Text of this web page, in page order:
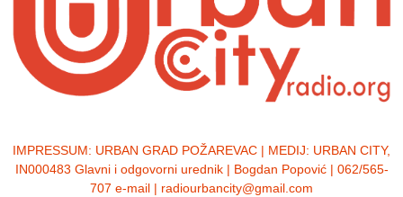
IMPRESSUM: URBAN GRAD POŽAREVAC | MEDIJ: URBAN CITY,
IN000483 Glavni i odgovorni urednik | Bogdan Popović | 062/565-
707 e-mail | radiourbancity@gmail.com